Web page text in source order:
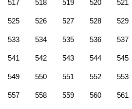
517 518 519 520 521
525 526 527 528 529
533 534 535 536 537
541 542 543 544 545
549 550 551 552 553
557 558 559 560 561